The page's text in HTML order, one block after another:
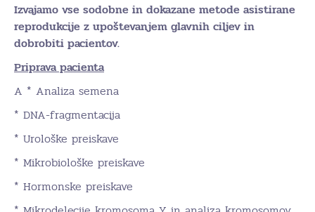
Izvajamo vse sodobne in dokazane metode asistirane
reprodukcije z upoštevanjem glavnih ciljev in
dobrobiti pacientov.
Priprava pacienta
A * Analiza semena
* DNA-fragmentacija
* Urološke preiskave
* Mikrobiološke preiskave
* Hormonske preiskave